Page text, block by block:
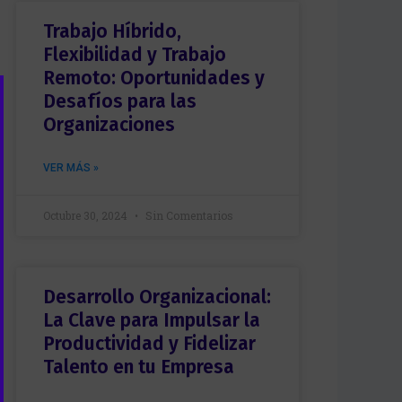
Trabajo Híbrido,
Flexibilidad y Trabajo
Remoto: Oportunidades y
Desafíos para las
Organizaciones
VER MÁS »
Octubre 30, 2024 Sin Comentarios
Desarrollo Organizacional:
La Clave para Impulsar la
Productividad y Fidelizar
Talento en tu Empresa